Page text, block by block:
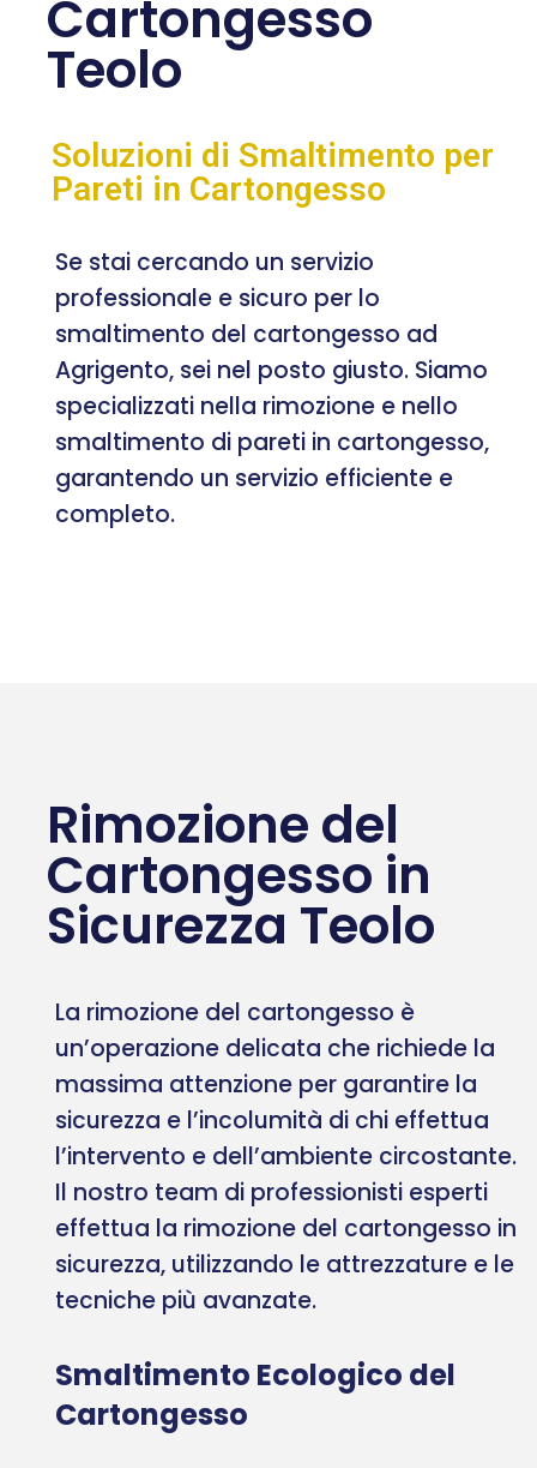
Cartongesso
Teolo
Soluzioni di Smaltimento per
Pareti in Cartongesso
Se stai cercando un servizio
professionale e sicuro per lo
smaltimento del cartongesso ad
Agrigento, sei nel posto giusto. Siamo
specializzati nella rimozione e nello
smaltimento di pareti in cartongesso,
garantendo un servizio efficiente e
completo.
Rimozione del
Cartongesso in
Sicurezza Teolo
La rimozione del cartongesso è
un’operazione delicata che richiede la
massima attenzione per garantire la
sicurezza e l’incolumità di chi effettua
l’intervento e dell’ambiente circostante.
Il nostro team di professionisti esperti
effettua la rimozione del cartongesso in
sicurezza, utilizzando le attrezzature e le
tecniche più avanzate.
Smaltimento Ecologico del
Cartongesso